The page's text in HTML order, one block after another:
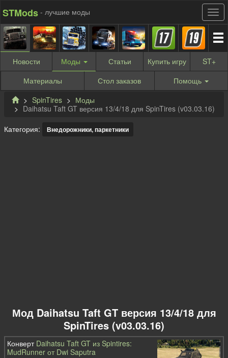
STMods - лучшие моды
Новости Моды Статьи Купить игру ST+
Материалы
Стол заказов
Помощь
SpinTires
Моды
Daihatsu Taft GT версия 13/4/18 для SpinTires (v03.03.16)
Категория: Внедорожники, паркетники
Мод Daihatsu Taft GT версия 13/4/18 для
SpinTires (v03.03.16)
Конверт Daihatsu Taft GT из Spintires:
MudRunner от Dwi Saputra